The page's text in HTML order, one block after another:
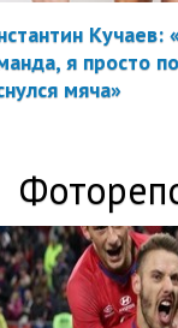
Кучаев:
я просто
мяча»